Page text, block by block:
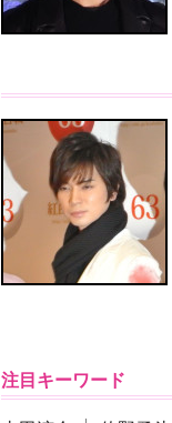
注目キーワード